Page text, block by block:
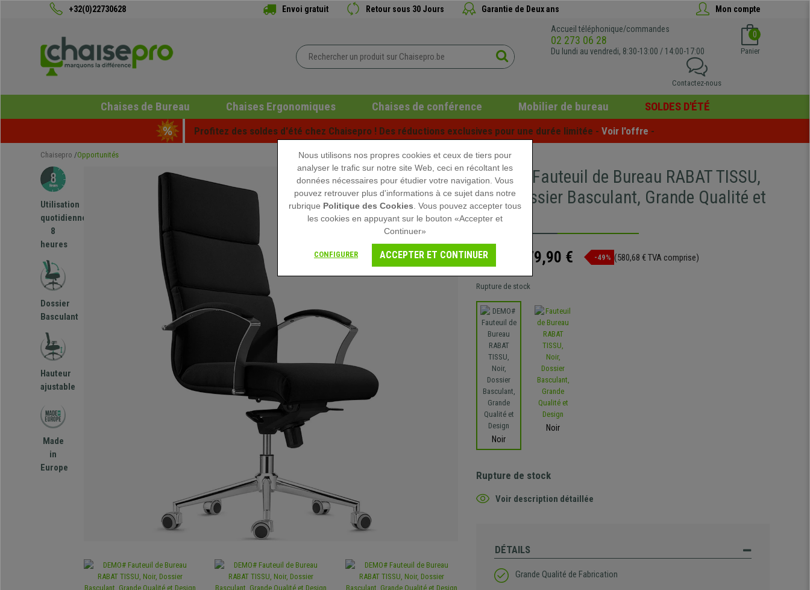
+32(0)22730628 Envoi gratuit Retour sous 30 Jours Garantie de Deux ans Mon compte
Accueil téléphonique/commandes
02 273 06 28
Du lundi au vendredi, 8:30-13:00 / 14:00-17:00
0
Panier
Contactez-nous
Chaises de Bureau Chaises Ergonomiques Chaises de conférence Mobilier de bureau SOLDES D'ÉTÉ
Profitez des soldes d'été chez Chaisepro ! Des réductions exclusives pour une durée limitée - Voir l'offre -
Chaisepro Opportunités
Utilisation
quotidienne
8
heures
Dossier
Basculant
Hauteur
ajustable
Made
in
Europe
DEMO# Fauteuil de Bureau RABAT TISSU,
Noir, Dossier Basculant, Grande Qualité et
Design
949,90 € 479,90 € -49% (580,68 € TVA comprise)
Rupture de stock
Noir
Noir
Rupture de stock
Voir description détaillée
DÉTAILS
Grande Qualité de Fabrication
Nous utilisons nos propres cookies et ceux de tiers pour
analyser le trafic sur notre site Web, ceci en récoltant les
données nécessaires pour étudier votre navigation. Vous
pouvez retrouver plus d'informations à ce sujet dans notre
rubrique Politique des Cookies . Vous pouvez accepter tous
les cookies en appuyant sur le bouton «Accepter et
Continuer»
CONFIGURER ACCEPTER ET CONTINUER